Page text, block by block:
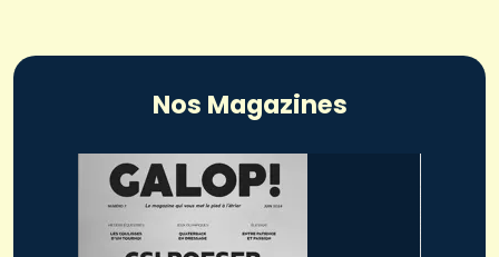
Nos Magazines